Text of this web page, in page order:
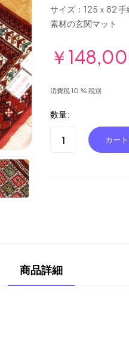
サイズ：125ｘ82
素材の玄関マット
￥
消費税 10 % 税別
数量:
商品詳細